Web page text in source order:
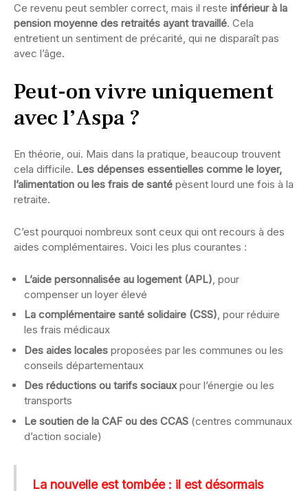
Ce revenu peut sembler correct, mais il reste inférieur à la
pension moyenne des retraités ayant travaillé. Cela
entretient un sentiment de précarité, qui ne disparaît pas
avec l’âge.
Peut-on vivre uniquement
avec l’Aspa ?
En théorie, oui. Mais dans la pratique, beaucoup trouvent
cela difficile. Les dépenses essentielles comme le loyer,
l’alimentation ou les frais de santé pèsent lourd une fois à la
retraite.
C’est pourquoi nombreux sont ceux qui ont recours à des
aides complémentaires. Voici les plus courantes :
L’aide personnalisée au logement (APL) , pour
compenser un loyer élevé
La complémentaire santé solidaire (CSS), pour réduire
les frais médicaux
Des aides locales proposées par les communes ou les
conseils départementaux
Des réductions ou tarifs sociauxpour l’énergie ou les
transports
Le soutien de la CAF ou des CCAS (centres communaux
d’action sociale)
La nouvelle est tombée : il est désormais